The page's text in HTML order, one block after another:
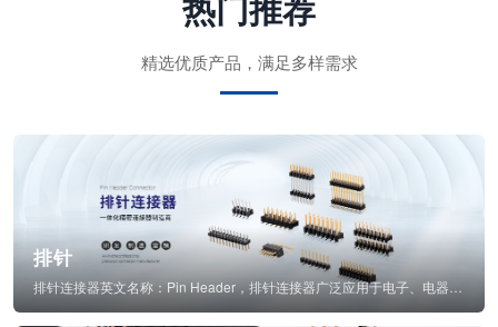
热门推荐
精选优质产品，满足多样需求
排针